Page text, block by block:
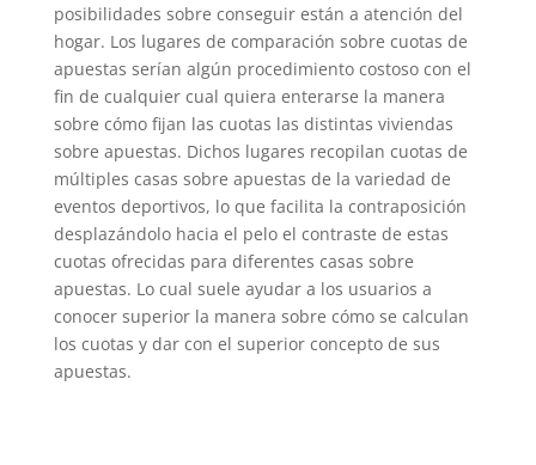
posibilidades sobre conseguir están a atención del
hogar. Los lugares de comparación sobre cuotas de
apuestas serían algún procedimiento costoso con el
fin de cualquier cual quiera enterarse la manera
sobre cómo fijan las cuotas las distintas viviendas
sobre apuestas. Dichos lugares recopilan cuotas de
múltiples casas sobre apuestas de la variedad de
eventos deportivos, lo que facilita la contraposición
desplazándolo hacia el pelo el contraste de estas
cuotas ofrecidas para diferentes casas sobre
apuestas. Lo cual suele ayudar a los usuarios a
conocer superior la manera sobre cómo se calculan
los cuotas y dar con el superior concepto de sus
apuestas.